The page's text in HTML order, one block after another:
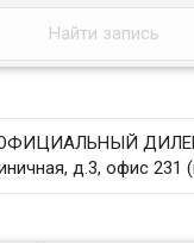
ДИЛЕР
д.3, офис